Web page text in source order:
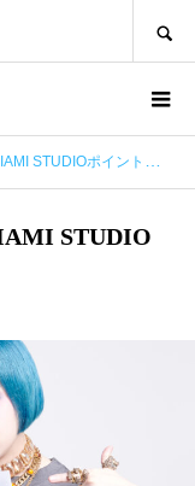
ポイントカード
STUDIO